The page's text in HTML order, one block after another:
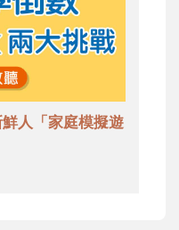
人「家庭模擬遊